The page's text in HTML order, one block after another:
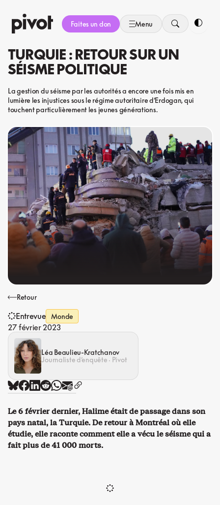
au
contenu
Faites un don Menu
TURQUIE : RETOUR SUR UN
SÉISME POLITIQUE
La gestion du séisme par les autorités a encore une fois mis en
lumière les injustices sous le régime autoritaire d’Erdogan, qui
touchent particulièrement les jeunes générations.
Retour
Entrevue Monde
27 février 2023
Léa Beaulieu-Kratchanov
Journaliste d’enquête · Pivot
Le 6 février dernier, Halime était de passage dans son
pays natal, la Turquie. De retour à Montréal où elle
étudie, elle raconte comment elle a vécu le séisme qui a
fait plus de 41 000 morts.